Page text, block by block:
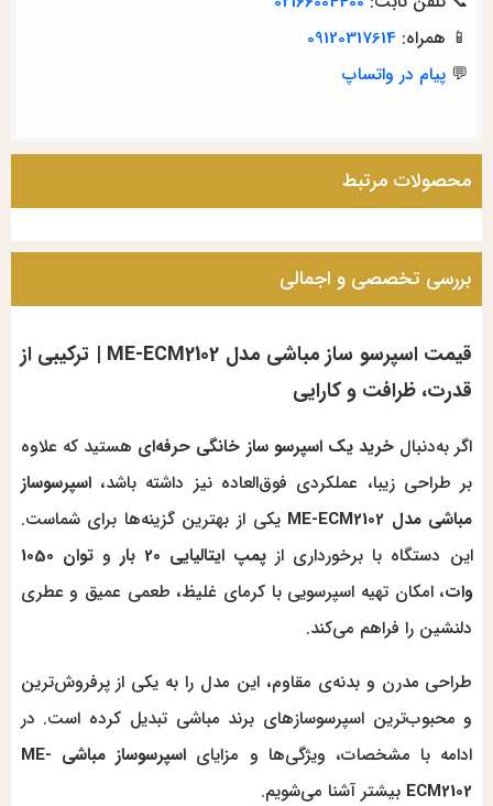
📱 همراه:09120317614
💬پیام در واتساپ
محصولات مرتبط
بررسی تخصصی و اجمالی
قیمت اسپرسو ساز مباشی مدل ME-ECM2102 | ترکیبی از
قدرت، ظرافت و کارایی
اگر به‌دنبال خرید یک اسپرسو ساز خانگی حرفه‌ای هستید که علاوه
بر طراحی زیبا، عملکردی فوق‌العاده نیز داشته باشد،اسپرسوساز
مباشی مدل ME-ECM2102
یکی از بهترین گزینه‌ها برای شماست.
این دستگاه با برخورداری از پمپ ایتالیایی 20 بار و
توان 1050
وات، امکان تهیه اسپرسویی با کرمای غلیظ، طعمی عمیق و عطری
دلنشین را فراهم می‌کند.
طراحی مدرن و بدنه‌ی مقاوم، این مدل را به یکی از پرفروش‌ترین
و محبوب‌ترین اسپرسوسازهای برند مباشی تبدیل کرده است. در
ادامه با مشخصات، ویژگی‌ها و مزایای
اسپرسوساز مباشی ME-
ECM2102 بیشتر آشنا می‌شویم.